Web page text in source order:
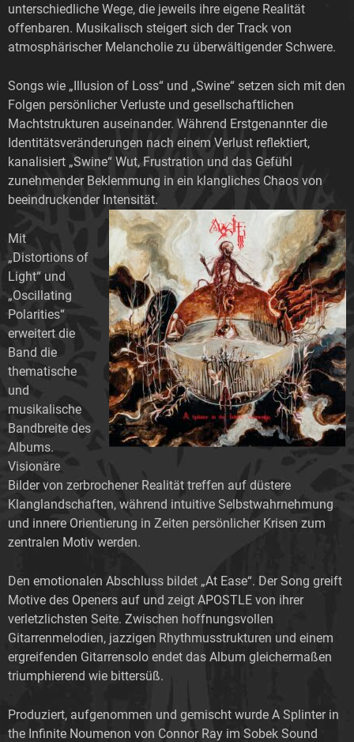
unterschiedliche Wege, die jeweils ihre eigene Realität
offenbaren. Musikalisch steigert sich der Track von
atmosphärischer Melancholie zu überwältigender Schwere.
Songs wie „Illusion of Loss“ und „Swine“ setzen sich mit den
Folgen persönlicher Verluste und gesellschaftlichen
Machtstrukturen auseinander. Während Erstgenannter die
Identitätsveränderungen nach einem Verlust reflektiert,
kanalisiert „Swine“ Wut, Frustration und das Gefühl
zunehmender Beklemmung in ein klangliches Chaos von
beeindruckender Intensität.
Mit
„Distortions of
Light“ und
„Oscillating
Polarities“
erweitert die
Band die
thematische
und
musikalische
Bandbreite des
Albums.
Visionäre
Bilder von zerbrochener Realität treffen auf düstere
Klanglandschaften, während intuitive Selbstwahrnehmung
und innere Orientierung in Zeiten persönlicher Krisen zum
zentralen Motiv werden.
Den emotionalen Abschluss bildet „At Ease“. Der Song greift
Motive des Openers auf und zeigt APOSTLE von ihrer
verletzlichsten Seite. Zwischen hoffnungsvollen
Gitarrenmelodien, jazzigen Rhythmusstrukturen und einem
ergreifenden Gitarrensolo endet das Album gleichermaßen
triumphierend wie bittersüß.
Produziert, aufgenommen und gemischt wurde A Splinter in
the Infinite Noumenon von Connor Ray im Sobek Sound